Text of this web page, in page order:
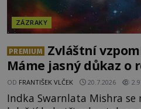
ZÁZRAKY
PREMIUM
Zvláštní
Máme jasný důkaz o
OD FRANTIŠEK VLČEK 20.7.2026
Indka Swarnlata Mishra se